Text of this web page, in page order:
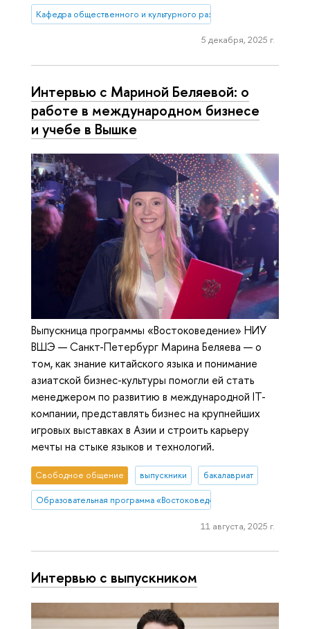
Кафедра общественного и культурного развития Азии и Африки
5 декабря, 2025 г.
Интервью с Мариной Беляевой: о
работе в международном бизнесе
и учебе в Вышке
Выпускница программы «Востоковедение» НИУ
ВШЭ — Санкт-Петербург Марина Беляева — о
том, как знание китайского языка и понимание
азиатской бизнес-культуры помогли ей стать
менеджером по развитию в международной IT-
компании, представлять бизнес на крупнейших
игровых выставках в Азии и строить карьеру
мечты на стыке языков и технологий.
Свободное общение выпускники бакалавриат
Образовательная программа «Востоковедение»
11 августа, 2025 г.
Интервью с выпускником